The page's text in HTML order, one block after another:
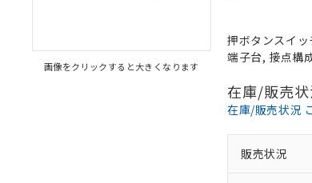
画像をクリックすると大きくなります
押ボタンスイ
端子台, 接点構
在庫/販売
在庫/販売状況
販売状況